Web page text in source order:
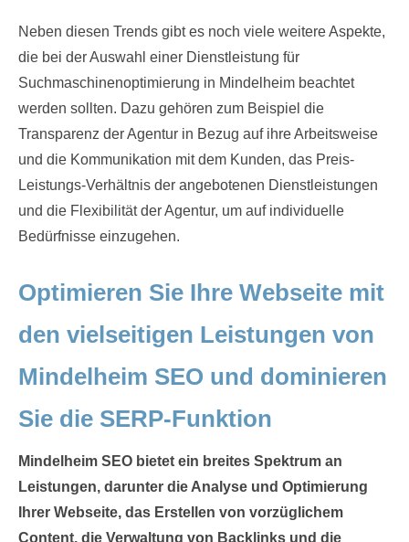
Neben diesen Trends gibt es noch viele weitere Aspekte,
die bei der Auswahl einer Dienstleistung für
Suchmaschinenoptimierung in Mindelheim beachtet
werden sollten. Dazu gehören zum Beispiel die
Transparenz der Agentur in Bezug auf ihre Arbeitsweise
und die Kommunikation mit dem Kunden, das Preis-
Leistungs-Verhältnis der angebotenen Dienstleistungen
und die Flexibilität der Agentur, um auf individuelle
Bedürfnisse einzugehen.
Optimieren Sie Ihre Webseite mit
den vielseitigen Leistungen von
Mindelheim SEO und dominieren
Sie die SERP-Funktion
Mindelheim SEO bietet ein breites Spektrum an
Leistungen, darunter die Analyse und Optimierung
Ihrer Webseite, das Erstellen von vorzüglichem
Content, die Verwaltung von Backlinks und die